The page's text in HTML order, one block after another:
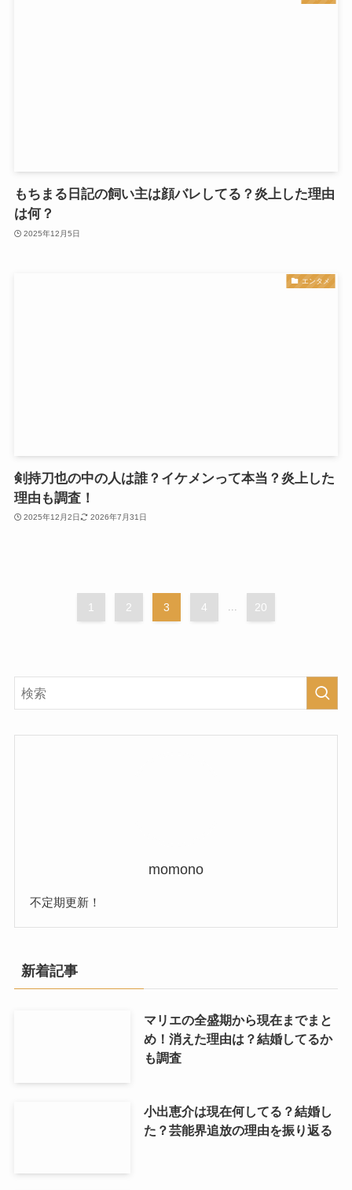
もちまる日記の飼い主は顔バレしてる？炎上した理由
は何？
2025年12月5日
エンタメ
剣持刀也の中の人は誰？イケメンって本当？炎上した
理由も調査！
2025年12月2日 2026年7月31日
1 2 3 4 20
momono
不定期更新！
新着記事
マリエの全盛期から現在までまと
め！消えた理由は？結婚してるか
も調査
小出恵介は現在何してる？結婚し
た？芸能界追放の理由を振り返る